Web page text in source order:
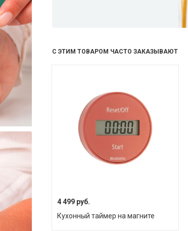
С ЭТИМ ТОВАРОМ ЧАСТО ЗАКАЗЫВАЮТ
4 499 руб.
Кухонный таймер на магните